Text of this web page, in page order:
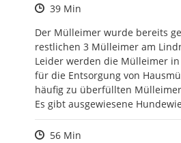
Zeitpunkt des Erstellens
39 Min
Der Mülleimer wurde bereits
restlichen 3 Mülleimer am
Leider werden die Mülleimer
für die Entsorgung von
häufig zu überfüllten
Es gibt ausgewiesene
Zeitpunkt des Erstellens
56 Min